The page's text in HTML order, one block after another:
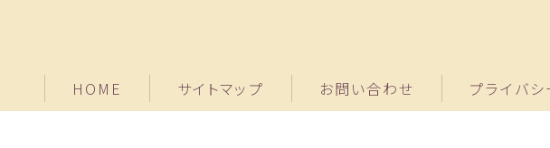
HOME サイトマップ お問い合わせ プライバ